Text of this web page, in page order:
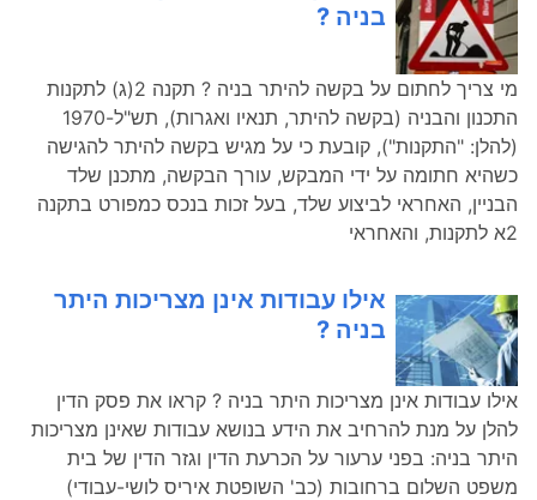
בניה ?
מי צריך לחתום על בקשה להיתר בניה ? תקנה 2(ג) לתקנות
התכנון והבניה (בקשה להיתר, תנאיו ואגרות), תש"ל-1970
(להלן: "התקנות"), קובעת כי על מגיש בקשה להיתר להגישה
כשהיא חתומה על ידי המבקש, עורך הבקשה, מתכנן שלד
הבניין, האחראי לביצוע שלד, בעל זכות בנכס כמפורט בתקנה
2א לתקנות, והאחראי
אילו עבודות אינן מצריכות היתר
בניה ?
אילו עבודות אינן מצריכות היתר בניה ? קראו את פסק הדין
להלן על מנת להרחיב את הידע בנושא עבודות שאינן מצריכות
היתר בניה: בפני ערעור על הכרעת הדין וגזר הדין של בית
משפט השלום ברחובות (כב' השופטת איריס לושי-עבודי)